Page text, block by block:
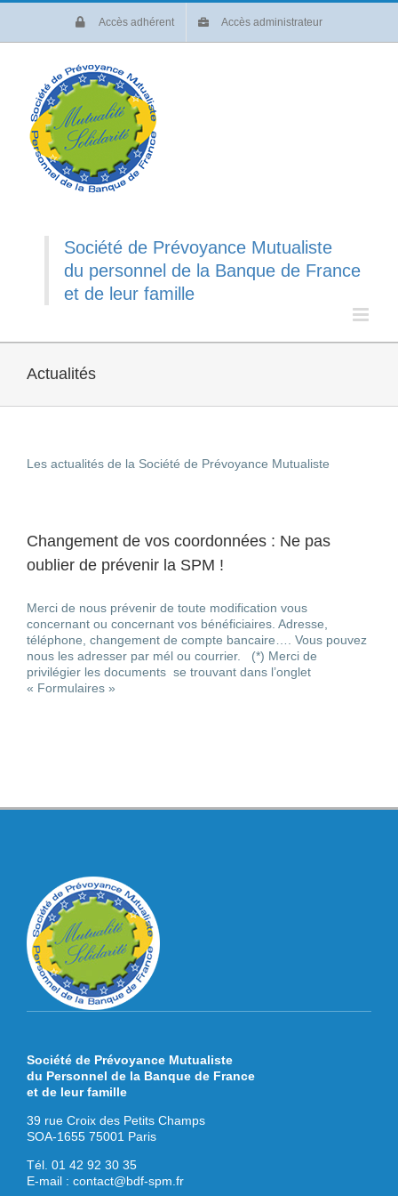
Passer
contenu
Accès adhérent Accès administrateur
Société de Prévoyance Mutualiste
du personnel de la Banque de France
et de leur famille
Actualités
Les actualités de la Société de Prévoyance Mutualiste
Changement de vos coordonnées : Ne pas
oublier de prévenir la SPM !
Merci de nous prévenir de toute modification vous
concernant ou concernant vos bénéficiaires. Adresse,
téléphone, changement de compte bancaire…. Vous pouvez
nous les adresser par mél ou courrier. (*) Merci de
privilégier les documents se trouvant dans l’onglet
« Formulaires »
Société de Prévoyance Mutualiste
du Personnel de la Banque de France
et de leur famille
39 rue Croix des Petits Champs
SOA-1655 75001 Paris
Tél. 01 42 92 30 35
E-mail : contact@bdf-spm.fr